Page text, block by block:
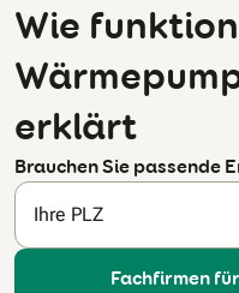
Wie
erklärt
Brauchen Sie passende
Ihre PLZ
Fachfirmen